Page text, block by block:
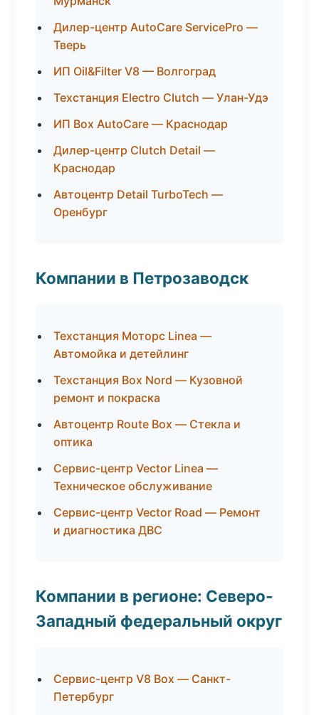
Дилер-центр AutoCare ServicePro —
Тверь
ИП Oil&Filter V8 — Волгоград
Техстанция Electro Clutch — Улан-Удэ
ИП Box AutoCare — Краснодар
Дилер-центр Clutch Detail —
Краснодар
Автоцентр Detail TurboTech —
Оренбург
Компании в Петрозаводск
Техстанция Моторс Linea —
Автомойка и детейлинг
Техстанция Box Nord — Кузовной
ремонт и покраска
Автоцентр Route Box — Стекла и
оптика
Сервис-центр Vector Linea —
Техническое обслуживание
Сервис-центр Vector Road — Ремонт
и диагностика ДВС
Компании в регионе: Северо-
Западный федеральный округ
Сервис-центр V8 Box — Санкт-
Петербург